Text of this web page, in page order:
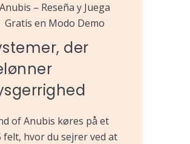
der
of Anubis køres på et
felt, hvor du sejrer ved at